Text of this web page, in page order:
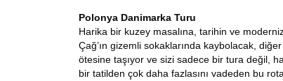
Polonya Danimarka Turu
Harika bir kuzey masalına, tarihin ve
Çağ’ın gizemli sokaklarında kaybolacak,
ötesine taşıyor ve sizi sadece bir tura değil,
bir tatilden çok daha fazlasını vadeden bu